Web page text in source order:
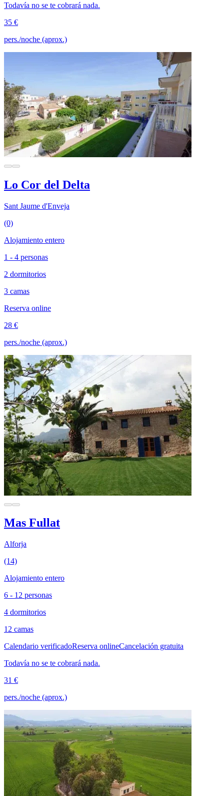
Todavía no se te cobrará nada.
35 €
pers./noche (aprox.)
Lo Cor del Delta
Sant Jaume d'Enveja
(0)
Alojamiento entero
1 - 4 personas
2 dormitorios
3 camas
Reserva online
28 €
pers./noche (aprox.)
Mas Fullat
Alforja
(14)
Alojamiento entero
6 - 12 personas
4 dormitorios
12 camas
Calendario verificadoReserva onlineCancelación gratuita
Todavía no se te cobrará nada.
31 €
pers./noche (aprox.)